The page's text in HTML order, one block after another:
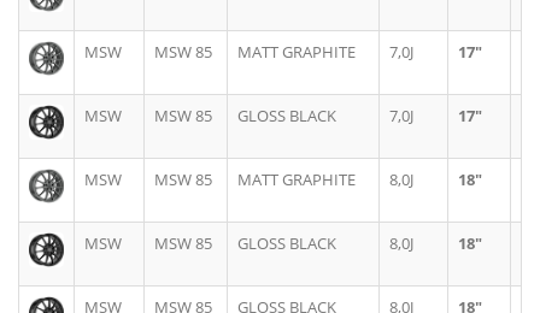
MSW MSW 85 MATT GRAPHITE 7,0J 17"
MSW MSW 85 GLOSS BLACK 7,0J 17"
MSW MSW 85 MATT GRAPHITE 8,0J 18"
MSW MSW 85 GLOSS BLACK 8,0J 18"
MSW MSW 85 GLOSS BLACK 8,0J 18"